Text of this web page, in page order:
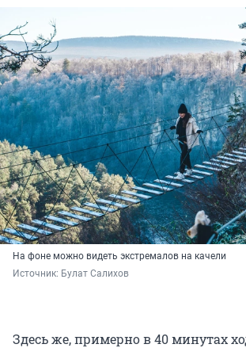
На фоне можно видеть экстремалов на качели
Источник: Булат Салихов
Здесь же, примерно в 40 минутах